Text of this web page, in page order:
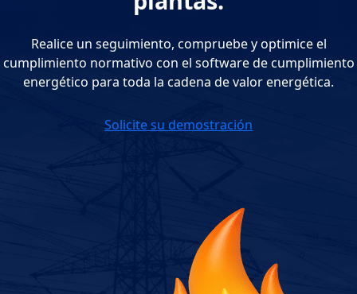
Realice un seguimiento, compruebe y optimice el
cumplimiento normativo con el software de cumplimiento
energético para toda la cadena de valor energética.
Solicite su demostración